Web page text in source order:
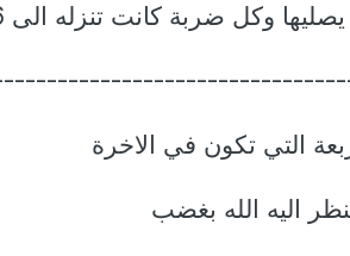
وكل ضربة كانت تنزله الى 6 امتار في الارض
التي تكون في الاخرة